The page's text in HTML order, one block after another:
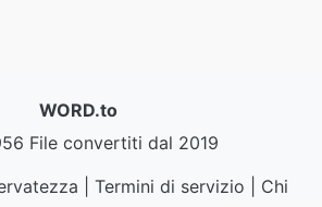
WORD.to
File convertiti dal 2019
Termini di servizio
Chi